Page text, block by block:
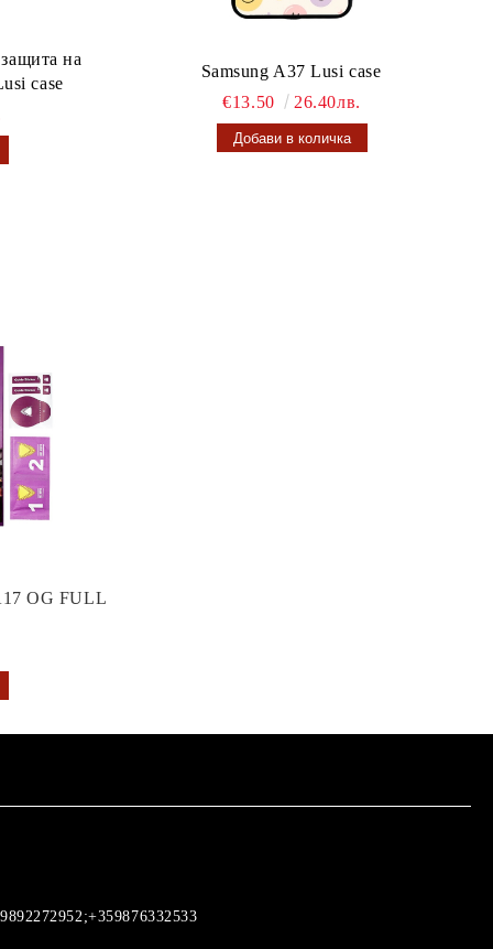
на
case
Samsung A37 Lusi case
€13.50
26.40лв.
OG FULL